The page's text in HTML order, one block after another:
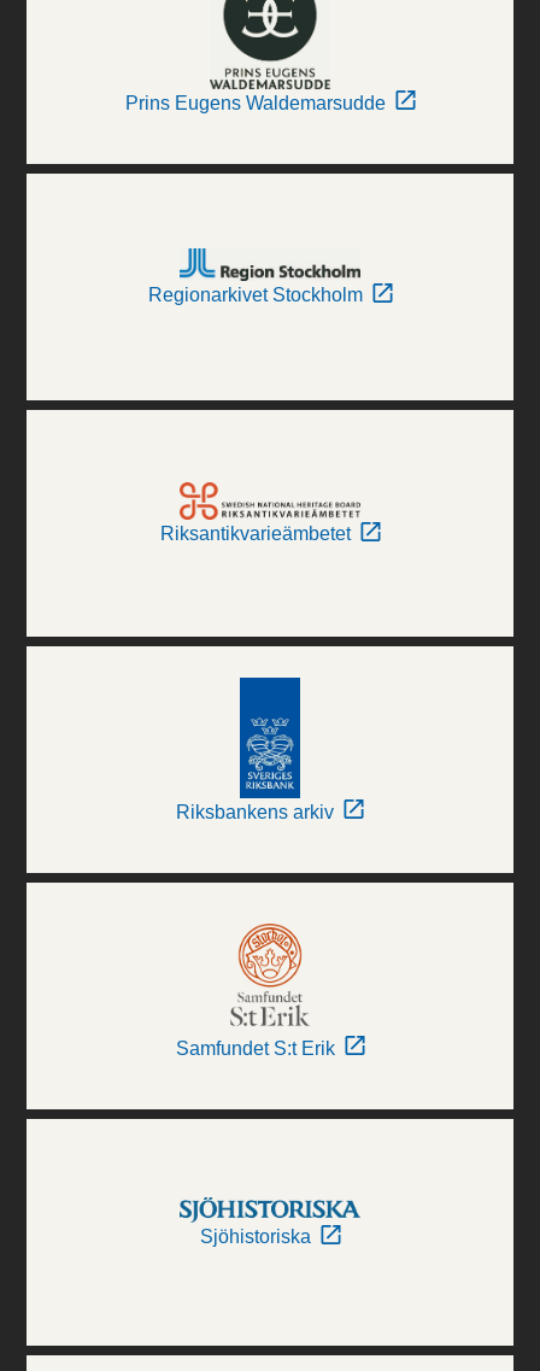
Prins Eugens Waldemarsudde
Regionarkivet Stockholm
Riksantikvarieämbetet
Riksbankens arkiv
Samfundet S:t Erik
Sjöhistoriska